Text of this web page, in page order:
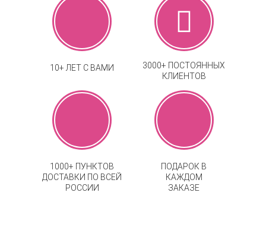
10+ ЛЕТ С ВАМИ
3000+ ПОСТОЯННЫХ
КЛИЕНТОВ
1000+ ПУНКТОВ
ДОСТАВКИ ПО ВСЕЙ
РОССИИ
ПОДАРОК В
КАЖДОМ
ЗАКАЗЕ